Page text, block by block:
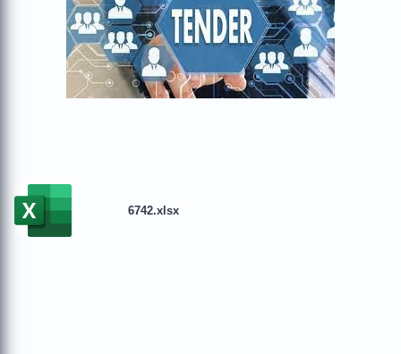
6742.xlsx